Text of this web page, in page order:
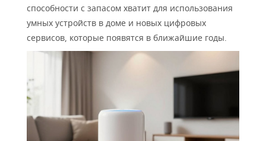
способности с запасом хватит для использования
умных устройств в доме и новых цифровых
сервисов, которые появятся в ближайшие годы.